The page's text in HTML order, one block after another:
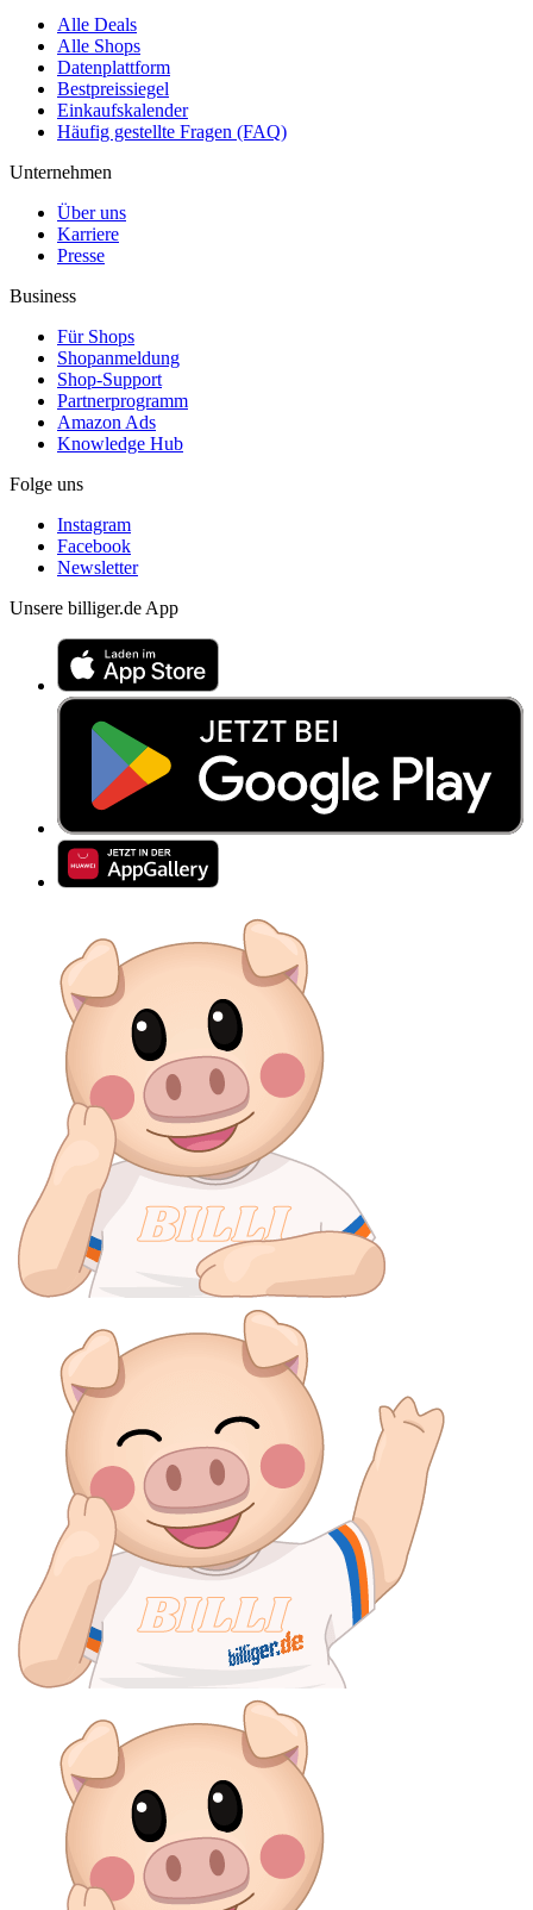
Alle Deals
Alle Shops
Datenplattform
Bestpreissiegel
Einkaufskalender
Häufig gestellte Fragen (FAQ)
Unternehmen
Über uns
Karriere
Presse
Business
Für Shops
Shopanmeldung
Shop-Support
Partnerprogramm
Amazon Ads
Knowledge Hub
Folge uns
Instagram
Facebook
Newsletter
Unsere billiger.de App